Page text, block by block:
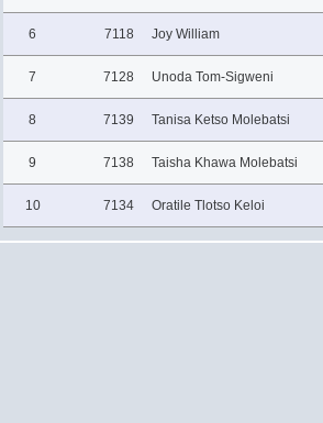
6 7118 Joy William
7 7128 Unoda Tom-Sigweni
8 7139 Tanisa Ketso Molebatsi
9 7138 Taisha Khawa Molebatsi
10 7134 Oratile Tlotso Keloi